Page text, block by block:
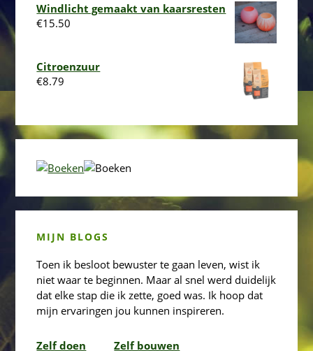
Windlicht gemaakt van kaarsresten
€15.50
Citroenzuur
€8.79
MIJN BLOGS
Toen ik besloot bewuster te gaan leven, wist ik
niet waar te beginnen. Maar al snel werd duidelijk
dat elke stap die ik zette, goed was. Ik hoop dat
mijn ervaringen jou kunnen inspireren.
Zelf doen
Zelf bouwen